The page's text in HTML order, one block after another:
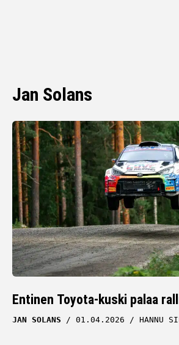
Jan Solans
Entinen Toyota-kuski palaa
JAN SOLANS 01.04.2026 HANNU